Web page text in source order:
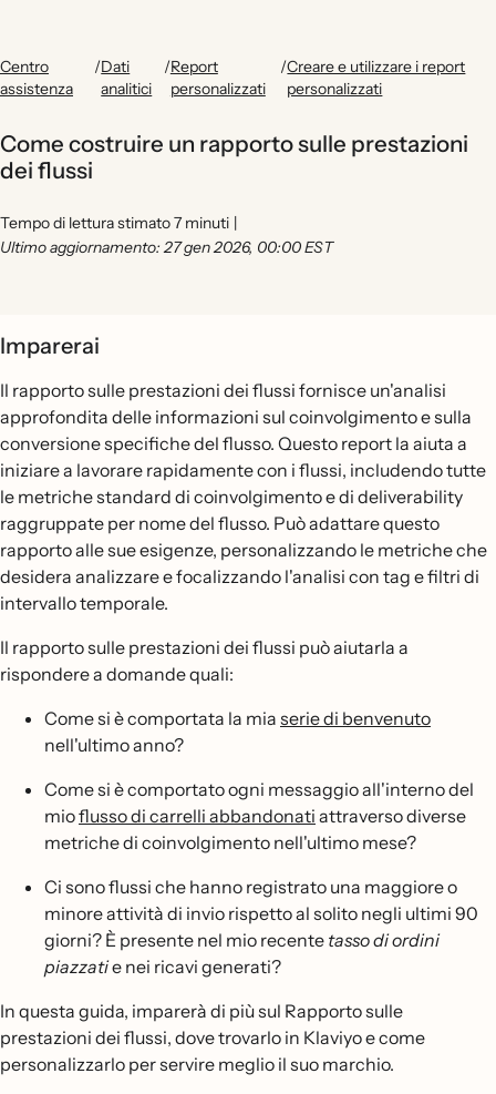
Centro
assistenza
/Dati
analitici
/Report
personalizzati
/Creare e utilizzare i report
personalizzati
Come costruire un rapporto sulle prestazioni
dei flussi
Tempo di lettura stimato 7 minuti |
Ultimo aggiornamento: 27 gen 2026, 00:00 EST
Imparerai
Il rapporto sulle prestazioni dei flussi fornisce un'analisi
approfondita delle informazioni sul coinvolgimento e sulla
conversione specifiche del flusso. Questo report la aiuta a
iniziare a lavorare rapidamente con i flussi, includendo tutte
le metriche standard di coinvolgimento e di deliverability
raggruppate per nome del flusso. Può adattare questo
rapporto alle sue esigenze, personalizzando le metriche che
desidera analizzare e focalizzando l'analisi con tag e filtri di
intervallo temporale.
Il rapporto sulle prestazioni dei flussi può aiutarla a
rispondere a domande quali:
Come si è comportata la mia serie di benvenuto
nell'ultimo anno?
Come si è comportato ogni messaggio all'interno del
mioflusso di carrelli abbandonati attraverso diverse
metriche di coinvolgimento nell'ultimo mese?
Ci sono flussi che hanno registrato una maggiore o
minore attività di invio rispetto al solito negli ultimi 90
giorni? È presente nel mio recente tasso di ordini
piazzatie nei ricavi generati?
In questa guida, imparerà di più sul Rapporto sulle
prestazioni dei flussi, dove trovarlo in Klaviyo e come
personalizzarlo per servire meglio il suo marchio.